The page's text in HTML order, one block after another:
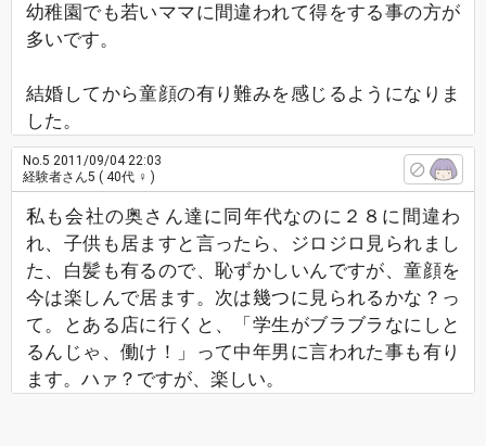
幼稚園でも若いママに間違われて得をする事の方が
多いです。
結婚してから童顔の有り難みを感じるようになりま
した。
No.5 2011/09/04 22:03
経験者さん5 ( 40代 ♀ )
私も会社の奥さん達に同年代なのに２８に間違わ
れ、子供も居ますと言ったら、ジロジロ見られまし
た、白髪も有るので、恥ずかしいんですが、童顔を
今は楽しんで居ます。次は幾つに見られるかな？っ
て。とある店に行くと、「学生がブラブラなにしと
るんじゃ、働け！」って中年男に言われた事も有り
ます。ハァ？ですが、楽しい。